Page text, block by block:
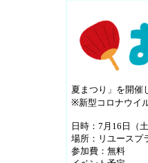
夏まつり」を開催
※新型コロナウイ
日時：7月16日（
場所：リユースプ
参加費：無料